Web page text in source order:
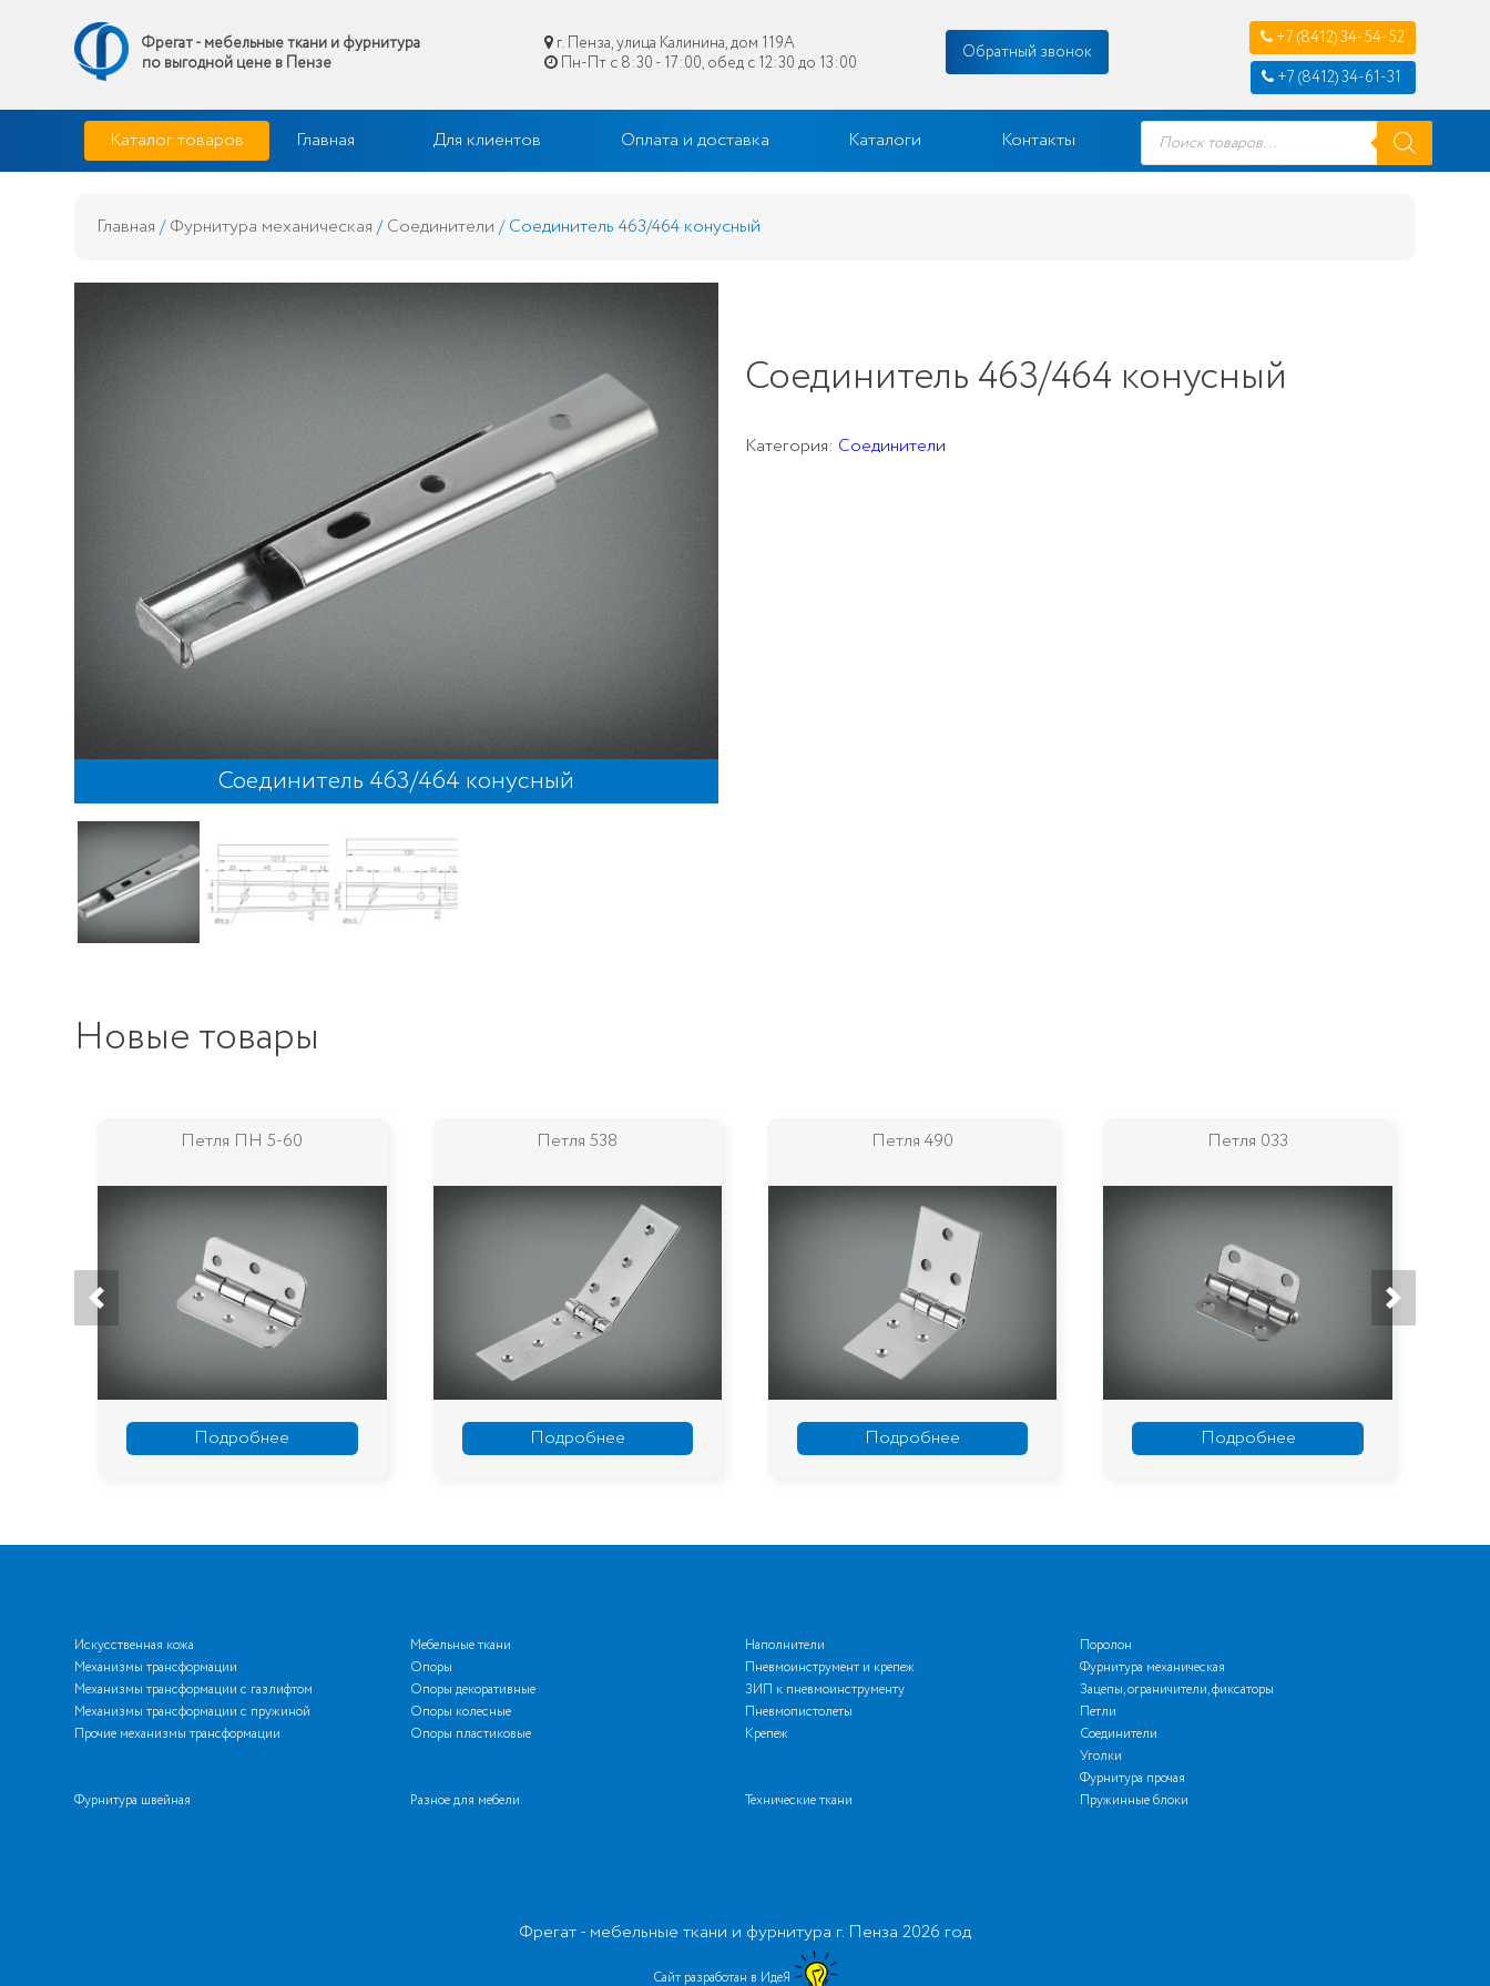
Фрегат - мебельные ткани и фурнитура
по выгодной цене в Пензе
г. Пенза, улица Калинина, дом 119А
Пн-Пт с 8:30 - 17:00, обед с 12:30 до 13:00
Обратный звонок
+7 (8412) 34-54-52
+7 (8412) 34-61-31
Фрегат — мебельные ткани и фурнитура купить по выгодной цене в Пензе
Каталог товаров Главная Для клиентов Оплата и доставка Каталоги Контакты Поиск
товаров
Главная /Фурнитура механическая /Соединители / Соединитель 463/464 конусный
Соединитель 463/464 конусный
Соединитель 463/464 конусный
Категория: Соединители
Новые товары
Петля ПН 5-60
Подробнее
Петля 538
Подробнее
Петля 490
Подробнее
Петля 033
Подробнее
Искусственная кожа Мебельные ткани Наполнители
Поролон
Механизмы трансформации
Механизмы трансформации с газлифтом
Механизмы трансформации с пружиной
Прочие механизмы трансформации
Опоры
Опоры декоративные
Опоры колесные
Опоры пластиковые
Пневмоинструмент и крепеж
ЗИП к пневмоинструменту
Пневмопистолеты
Крепеж
Фурнитура механическая
Зацепы, ограничители, фиксаторы
Петли
Соединители
Уголки
Фурнитура прочая
Фурнитура швейная
Разное для мебели Технические ткани Пружинные блоки
Фрегат - мебельные ткани и фурнитура г. Пенза 2026 год
Сайт разработан в ИдеЯ